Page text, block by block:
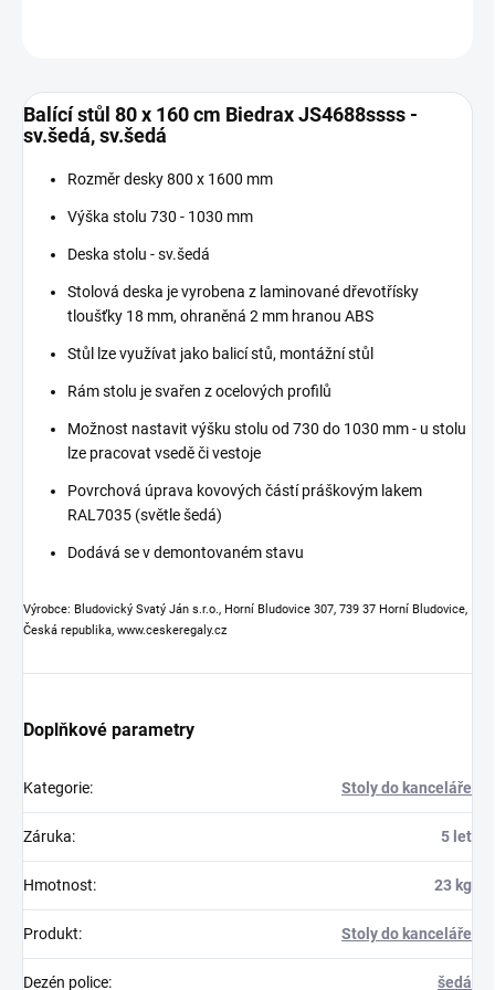
Balící stůl 80 x 160 cm Biedrax JS4688ssss -
sv.šedá, sv.šedá
Rozměr desky 800 x 1600 mm
Výška stolu 730 - 1030 mm
Deska stolu - sv.šedá
Stolová deska je vyrobena z laminované dřevotřísky
tloušťky 18 mm, ohraněná 2 mm hranou ABS
Stůl lze využívat jako balicí stů, montážní stůl
Rám stolu je svařen z ocelových profilů
Možnost nastavit výšku stolu od 730 do 1030 mm - u stolu
lze pracovat vsedě či vestoje
Povrchová úprava kovových částí práškovým lakem
RAL7035 (světle šedá)
Dodává se v demontovaném stavu
Výrobce: Bludovický Svatý Ján s.r.o., Horní Bludovice 307, 739 37 Horní Bludovice,
Česká republika, www.ceskeregaly.cz
Doplňkové parametry
Kategorie: Stoly do kanceláře
Záruka: 5 let
Hmotnost: 23 kg
Produkt: Stoly do kanceláře
Dezén police: šedá